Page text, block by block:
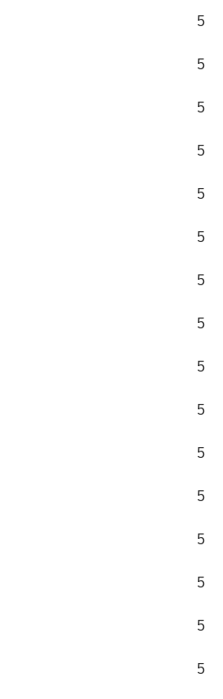
5
5
5
5
5
5
5
5
5
5
5
5
5
5
5
5